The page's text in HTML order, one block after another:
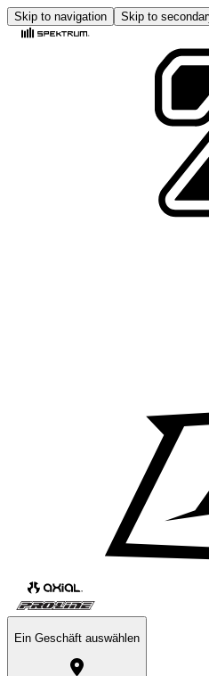
Skip to navigation Skip to
Ein Geschäft auswählen